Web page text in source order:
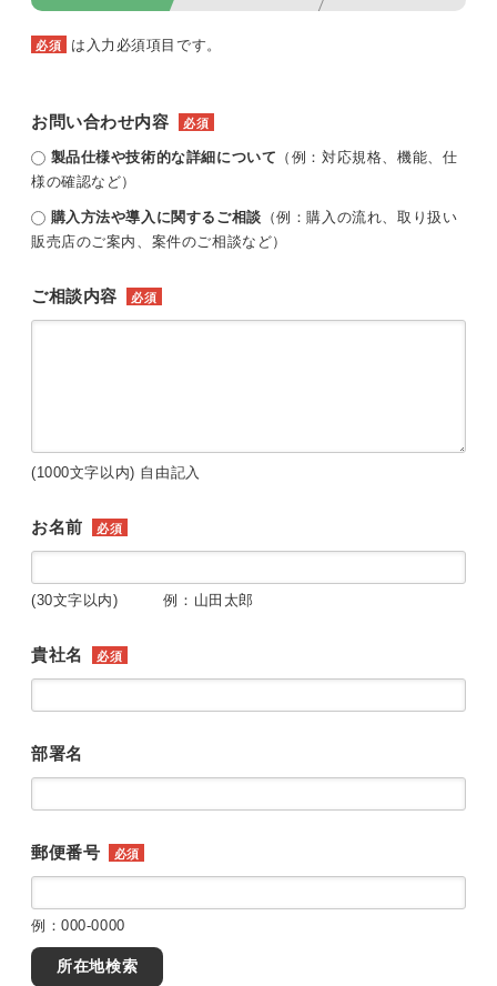
必須 は入力必須項目です。
お問い合わせ内容 必須
製品仕様や技術的な詳細について （例：対応規格、機能、仕
様の確認など）
購入方法や導入に関するご相談 （例：購入の流れ、取り扱い
販売店のご案内、案件のご相談など）
ご相談内容 必須
(1000文字以内) 自由記入
お名前 必須
(30文字以内) 例：山田太郎
貴社名 必須
部署名
郵便番号 必須
例：000-0000
所在地検索